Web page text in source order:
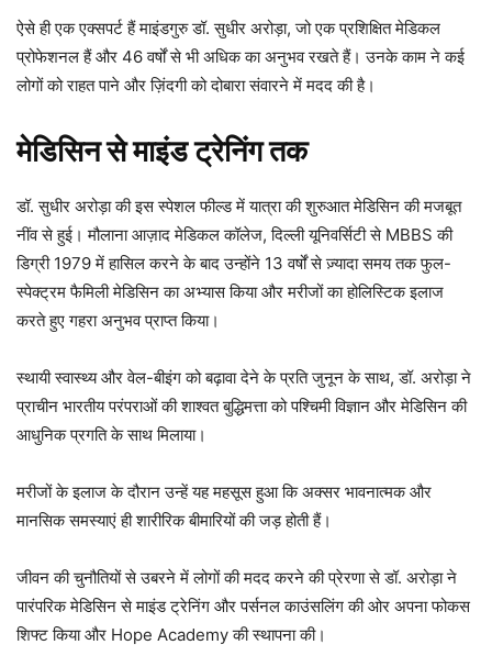
ऐसे ही एक एक्सपर्ट हैं माइंडगुरु डॉ. सुधीर अरोड़ा, जो एक प्रशिक्षित मेडिकल
प्रोफेशनल हैं और 46 वर्षों से भी अधिक का अनुभव रखते हैं। उनके काम ने कई
लोगों को राहत पाने और ज़िंदगी को दोबारा संवारने में मदद की है।
मेडिसिन से माइंड ट्रेनिंग तक
डॉ. सुधीर अरोड़ा की इस स्पेशल फील्ड में यात्रा की शुरुआत मेडिसिन की मजबूत
नींव से हुई। मौलाना आज़ाद मेडिकल कॉलेज, दिल्ली यूनिवर्सिटी से MBBS की
डिग्री 1979 में हासिल करने के बाद उन्होंने 13 वर्षों से ज़्यादा समय तक फुल-
स्पेक्ट्रम फैमिली मेडिसिन का अभ्यास किया और मरीजों का होलिस्टिक इलाज
करते हुए गहरा अनुभव प्राप्त किया।
स्थायी स्वास्थ्य और वेल-बीइंग को बढ़ावा देने के प्रति जुनून के साथ, डॉ. अरोड़ा ने
प्राचीन भारतीय परंपराओं की शाश्वत बुद्धिमत्ता को पश्चिमी विज्ञान और मेडिसिन की
आधुनिक प्रगति के साथ मिलाया।
मरीजों के इलाज के दौरान उन्हें यह महसूस हुआ कि अक्सर भावनात्मक और
मानसिक समस्याएं ही शारीरिक बीमारियों की जड़ होती हैं।
जीवन की चुनौतियों से उबरने में लोगों की मदद करने की प्रेरणा से डॉ. अरोड़ा ने
पारंपरिक मेडिसिन से माइंड ट्रेनिंग और पर्सनल काउंसलिंग की ओर अपना फोकस
शिफ्ट किया और Hope Academy की स्थापना की।